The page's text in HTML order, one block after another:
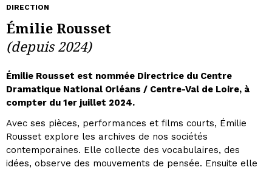
DIRECTION
Émilie Rousset
(depuis 2024)
Émilie Rousset est nommée Directrice du Centre
Dramatique National Orléans / Centre-Val de Loire, à
compter du 1er juillet 2024.
Avec ses pièces, performances et films courts, Émilie
Rousset explore les archives de nos sociétés
contemporaines. Elle collecte des vocabulaires, des
idées, observe des mouvements de pensée. Ensuite elle